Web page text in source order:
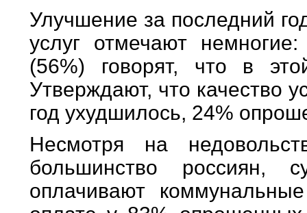
Улучшение за последний
услуг отмечают
(56%) говорят, что в
Утверждают, что качество
год ухудшилось, 24%
Несмотря на
большинство россиян,
оплачивают